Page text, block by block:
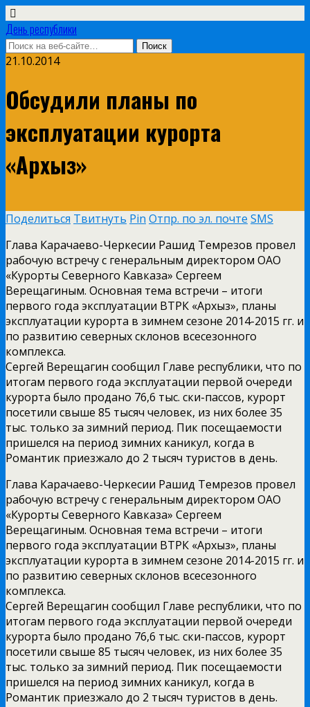
День республики
21.10.2014
Обсудили планы по
эксплуатации курорта
«Архыз»
Поделиться Твитнуть Pin Отпр. по эл. почте SMS
Глава Карачаево-Черкесии Рашид Темрезов провел
рабочую встречу с генеральным директором ОАО
«Курорты Северного Кавказа» Сергеем
Верещагиным. Основная тема встречи – итоги
первого года эксплуатации ВТРК «Архыз», планы
эксплуатации курорта в зимнем сезоне 2014-2015 гг. и
по развитию северных склонов всесезонного
комплекса.
Сергей Верещагин сообщил Главе республики, что по
итогам первого года эксплуатации первой очереди
курорта было продано 76,6 тыс. ски-пассов, курорт
посетили свыше 85 тысяч человек, из них более 35
тыс. только за зимний период. Пик посещаемости
пришелся на период зимних каникул, когда в
Романтик приезжало до 2 тысяч туристов в день.
Глава Карачаево-Черкесии Рашид Темрезов провел
рабочую встречу с генеральным директором ОАО
«Курорты Северного Кавказа» Сергеем
Верещагиным. Основная тема встречи – итоги
первого года эксплуатации ВТРК «Архыз», планы
эксплуатации курорта в зимнем сезоне 2014-2015 гг. и
по развитию северных склонов всесезонного
комплекса.
Сергей Верещагин сообщил Главе республики, что по
итогам первого года эксплуатации первой очереди
курорта было продано 76,6 тыс. ски-пассов, курорт
посетили свыше 85 тысяч человек, из них более 35
тыс. только за зимний период. Пик посещаемости
пришелся на период зимних каникул, когда в
Романтик приезжало до 2 тысяч туристов в день.